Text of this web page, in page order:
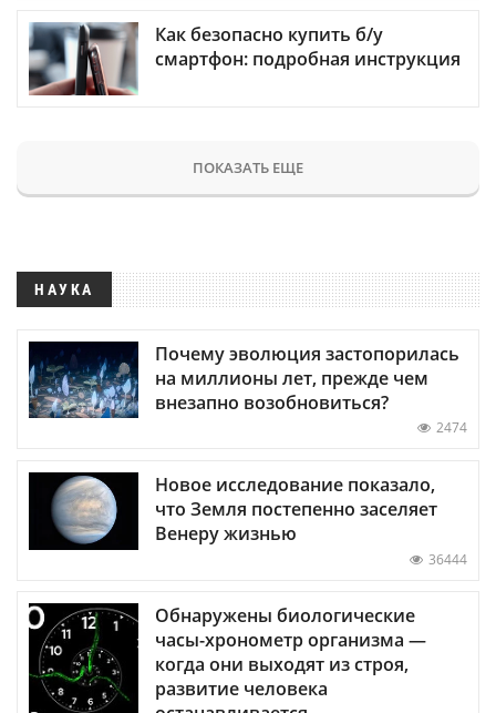
Как безопасно купить б/у
смартфон: подробная инструкция
ПОКАЗАТЬ ЕЩЕ
НАУКА
Почему эволюция застопорилась
на миллионы лет, прежде чем
внезапно возобновиться?
2474
Новое исследование показало,
что Земля постепенно заселяет
Венеру жизнью
36444
Обнаружены биологические
часы-хронометр организма —
когда они выходят из строя,
развитие человека